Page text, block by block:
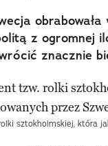
z ogromnej
znacznie
sztokholmskiej, która